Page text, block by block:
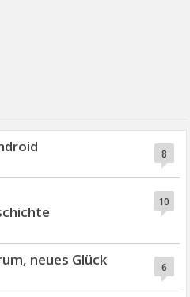
8
10
6
neues Glück